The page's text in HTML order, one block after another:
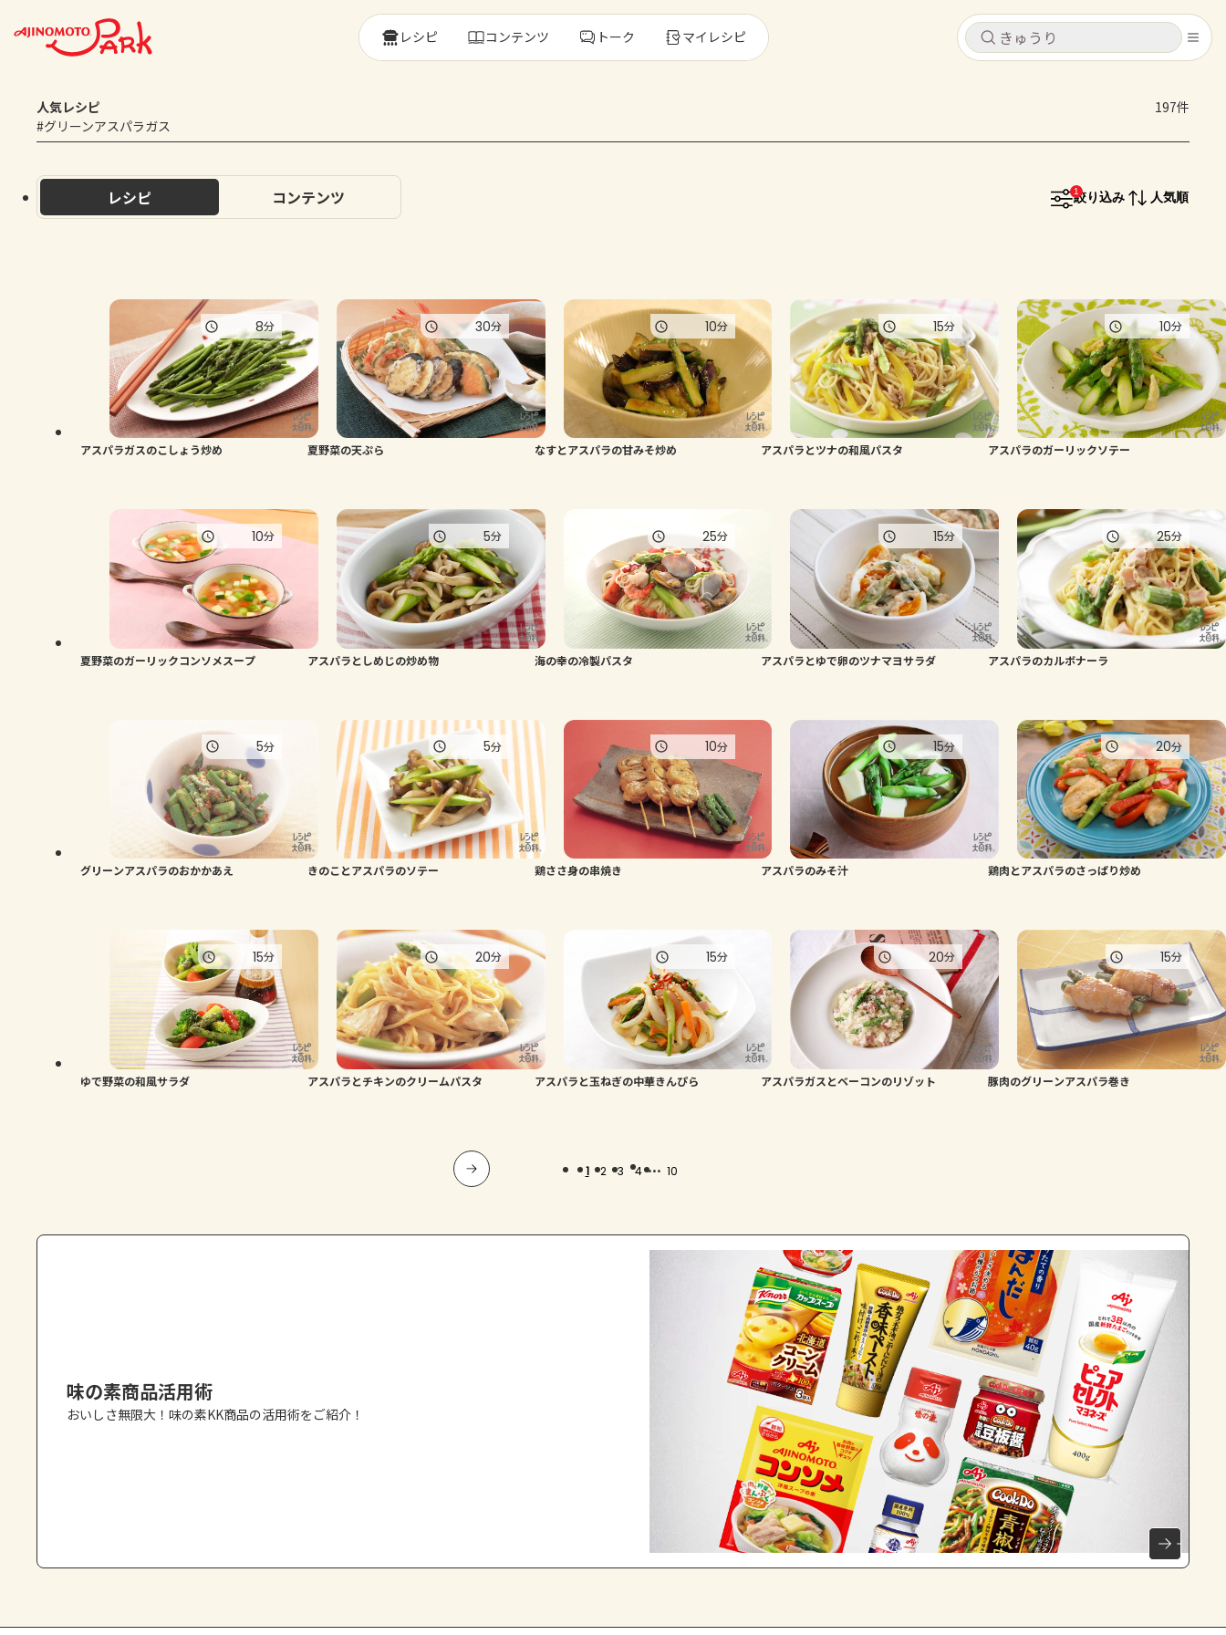
キャンセル
レシピ
トーク
よくあるお問い合わせ
AJINOMOTO PARK とは
キャンセル
レシピ コンテンツ トーク マイレシピ
人気レシピ
197件
#グリーンアスパラガス
レシピ コンテンツ 1
絞り込み 人気順
アスパラガスのこしょう炒め
8分
夏野菜の天ぷら
30分
なすとアスパラの甘みそ炒め
10分
アスパラとツナの和風パスタ
15分
アスパラのガーリックソテー
10分
夏野菜のガーリックコンソメスープ
10分
アスパラとしめじの炒め物
5分
海の幸の冷製パスタ
25分
アスパラとゆで卵のツナマヨサラダ
15分
アスパラのカルボナーラ
25分
グリーンアスパラのおかかあえ
5分
きのことアスパラのソテー
5分
鶏ささ身の串焼き
10分
アスパラのみそ汁
15分
鶏肉とアスパラのさっぱり炒め
20分
ゆで野菜の和風サラダ
15分
アスパラとチキンのクリームパスタ
20分
アスパラと玉ねぎの中華きんぴら
15分
アスパラガスとベーコンのリゾット
20分
豚肉のグリーンアスパラ巻き
15分
1 2 3 4 ... 10
味の素商品活用術
おいしさ無限大！味の素KK商品の活用術をご紹介！